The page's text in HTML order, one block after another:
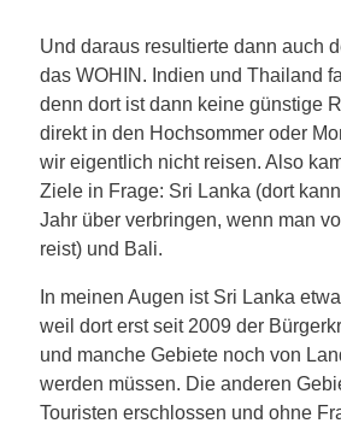
Und daraus resultierte dann auch
das WOHIN. Indien und Thailand
denn dort ist dann keine günstige
direkt in den Hochsommer oder
wir eigentlich nicht reisen. Also
Ziele in Frage: Sri Lanka (dort
Jahr über verbringen, wenn man
reist) und Bali.
In meinen Augen ist Sri Lanka
weil dort erst seit 2009 der
und manche Gebiete noch von
werden müssen. Die anderen
Touristen erschlossen und ohne